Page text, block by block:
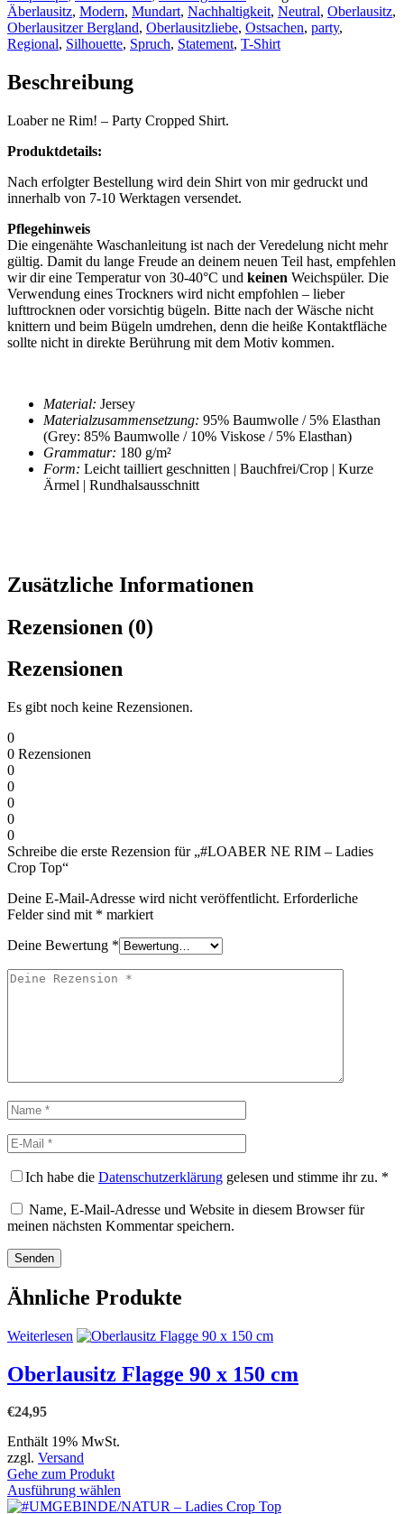
Top
Menge
Äberlausitz, Modern, Mundart, Nachhaltigkeit, Neutral, Oberlausitz,
Oberlausitzer Bergland, Oberlausitzliebe, Ostsachen, party,
Regional, Silhouette, Spruch, Statement, T-Shirt
Beschreibung
Loaber ne Rim! – Party Cropped Shirt.
Produktdetails:
Nach erfolgter Bestellung wird dein Shirt von mir gedruckt und
innerhalb von 7-10 Werktagen versendet.
Pflegehinweis
Die eingenähte Waschanleitung ist nach der Veredelung nicht mehr
gültig. Damit du lange Freude an deinem neuen Teil hast, empfehlen
wir dir eine Temperatur von 30-40°C und keinen Weichspüler. Die
Verwendung eines Trockners wird nicht empfohlen – lieber
lufttrocknen oder vorsichtig bügeln. Bitte nach der Wäsche nicht
knittern und beim Bügeln umdrehen, denn die heiße Kontaktfläche
sollte nicht in direkte Berührung mit dem Motiv kommen.
Material: Jersey
Materialzusammensetzung: 95% Baumwolle / 5% Elasthan
(Grey: 85% Baumwolle / 10% Viskose / 5% Elasthan)
Grammatur: 180 g/m²
Form: Leicht tailliert geschnitten | Bauchfrei/Crop | Kurze
Ärmel | Rundhalsausschnitt
Zusätzliche Informationen
Rezensionen (0)
Rezensionen
Es gibt noch keine Rezensionen.
0
0 Rezensionen
0
0
0
0
0
Schreibe die erste Rezension für „#LOABER NE RIM – Ladies
Crop Top“
Deine E-Mail-Adresse wird nicht veröffentlicht. Erforderliche
Felder sind mit * markiert
Deine Bewertung *
Deine
Name
E-
Mail
Ich habe die Datenschutzerklärung gelesen und stimme ihr zu. *
Name, E-Mail-Adresse und Website in diesem Browser für
meinen nächsten Kommentar speichern.
Ähnliche Produkte
Weiterlesen
Oberlausitz Flagge 90 x 150 cm
€24,95
Enthält 19% MwSt.
zzgl. Versand
Gehe zum Produkt
Ausführung wählen
Produkt